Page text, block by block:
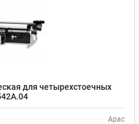
для четырехстоечных
Apac